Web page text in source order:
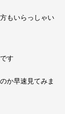
もいらっしゃい
す
か早速見てみま